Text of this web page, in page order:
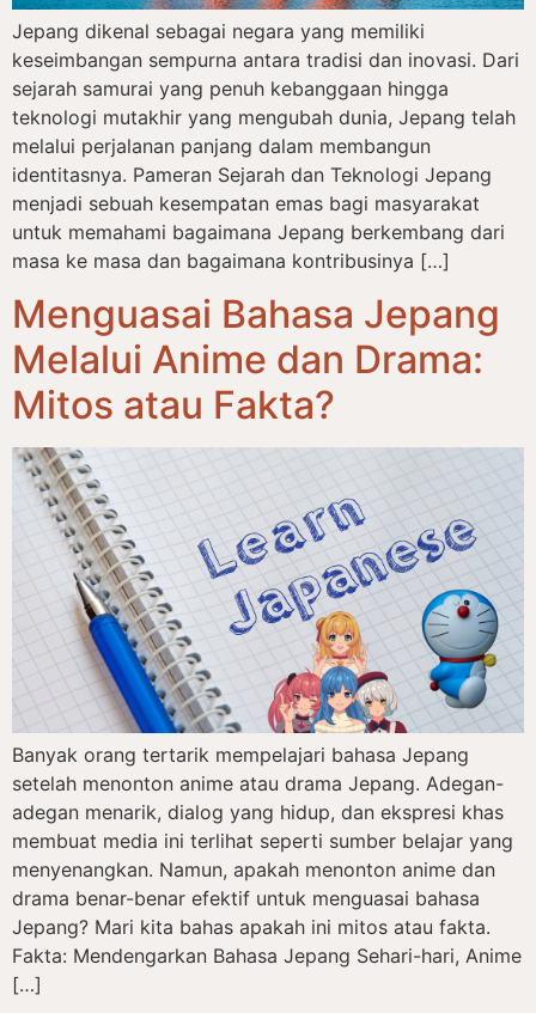
Jepang dikenal sebagai negara yang memiliki
keseimbangan sempurna antara tradisi dan inovasi. Dari
sejarah samurai yang penuh kebanggaan hingga
teknologi mutakhir yang mengubah dunia, Jepang telah
melalui perjalanan panjang dalam membangun
identitasnya. Pameran Sejarah dan Teknologi Jepang
menjadi sebuah kesempatan emas bagi masyarakat
untuk memahami bagaimana Jepang berkembang dari
masa ke masa dan bagaimana kontribusinya […]
Menguasai Bahasa Jepang
Melalui Anime dan Drama:
Mitos atau Fakta?
Banyak orang tertarik mempelajari bahasa Jepang
setelah menonton anime atau drama Jepang. Adegan-
adegan menarik, dialog yang hidup, dan ekspresi khas
membuat media ini terlihat seperti sumber belajar yang
menyenangkan. Namun, apakah menonton anime dan
drama benar-benar efektif untuk menguasai bahasa
Jepang? Mari kita bahas apakah ini mitos atau fakta.
Fakta: Mendengarkan Bahasa Jepang Sehari-hari, Anime
[…]